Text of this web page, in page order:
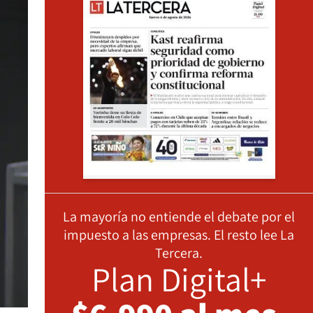
La mayoría no entiende el debate por el
impuesto a las empresas. El resto lee La
Tercera.
Plan Digital+